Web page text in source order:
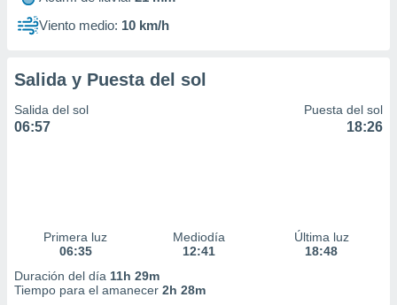
de
Viento medio: 10 km/h
Salida y Puesta del sol
Salida del sol
06:57
Puesta del sol
18:26
Primera luz
06:35
Mediodía
12:41
Última luz
18:48
Duración del día 11h 29m
Tiempo para el amanecer 2h 28m